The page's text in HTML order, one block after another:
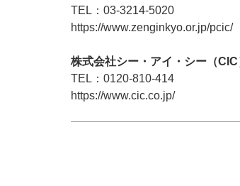
TEL：03-3214-5020
https://www.zenginkyo.or.jp/pcic/
株式会社シー・アイ・シー（CIC
TEL：0120-810-414
https://www.cic.co.jp/